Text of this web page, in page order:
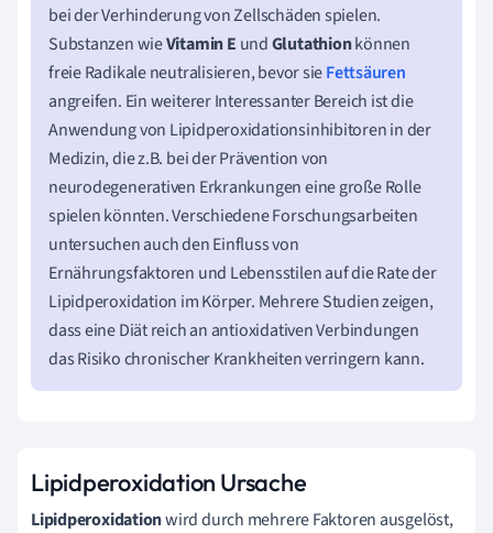
bei der Verhinderung von Zellschäden spielen.
Substanzen wieVitamin E undGlutathionkönnen
freie Radikale neutralisieren, bevor sieFettsäuren
angreifen. Ein weiterer Interessanter Bereich ist die
Anwendung von Lipidperoxidationsinhibitoren in der
Medizin, die z.B. bei der Prävention von
neurodegenerativen Erkrankungen eine große Rolle
spielen könnten. Verschiedene Forschungsarbeiten
untersuchen auch den Einfluss von
Ernährungsfaktoren und Lebensstilen auf die Rate der
Lipidperoxidation im Körper. Mehrere Studien zeigen,
dass eine Diät reich an antioxidativen Verbindungen
das Risiko chronischer Krankheiten verringern kann.
Lipidperoxidation Ursache
Lipidperoxidationwird durch mehrere Faktoren ausgelöst,